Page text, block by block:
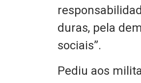
duras, pela
sociais”.
Pediu aos